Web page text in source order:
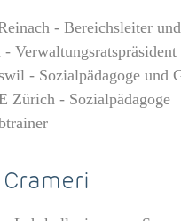
- Bereichsleiter
Verwaltungsratspräsident
- Sozialpädagoge und
Zürich - Sozialpädagoge